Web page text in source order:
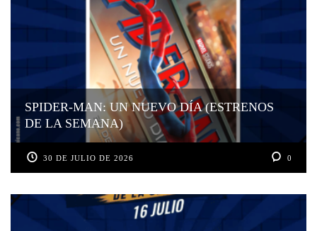
SPIDER-MAN: UN NUEVO DÍA (ESTRENOS
DE LA SEMANA)
30 DE JULIO DE 2026 0